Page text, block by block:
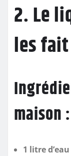
2. Le
les
maison :
1 litre d’eau